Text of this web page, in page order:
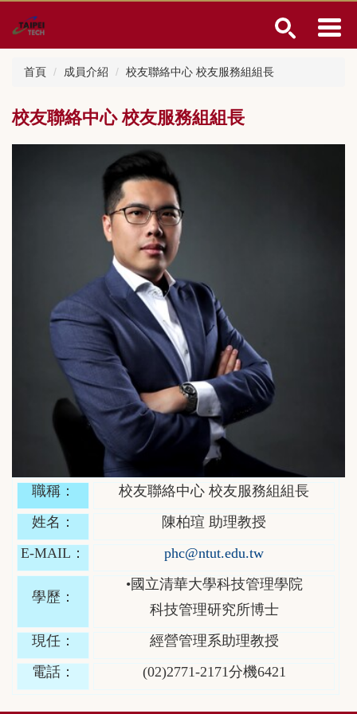
到
區
首頁 成員介紹 校友聯絡中心 校友服務組組長
校友聯絡中心 校友服務組組長
職稱：
校友聯絡中心 校友服務組組長
姓名：
陳柏瑄 助理教授
E-MAIL：
phc@ntut.edu.tw
學歷：
•國立清華大學科技管理學院
科技管理研究所博士
現任：
經營管理系助理教授
電話：
(02)2771-2171分機6421